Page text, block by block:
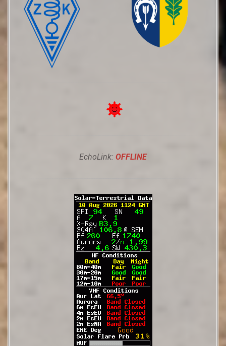
EchoLink: OFFLINE